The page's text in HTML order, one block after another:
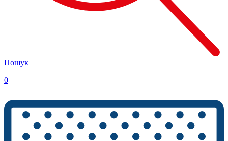
Пошук
0